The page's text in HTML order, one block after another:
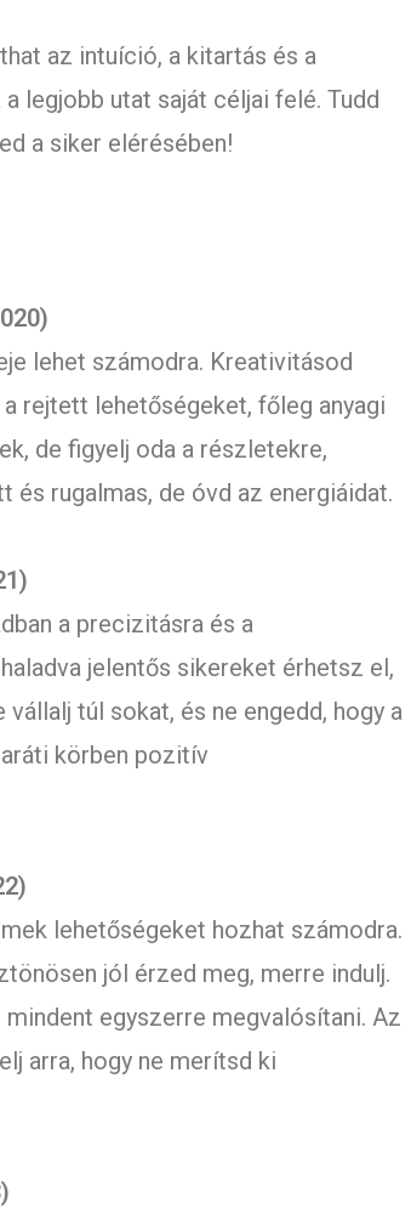
az intuíció, a kitartás és a
legjobb utat saját céljai felé. Tudd
a siker elérésében!
lehet számodra. Kreativitásod
rejtett lehetőségeket, főleg anyagi
de figyelj oda a részletekre,
rugalmas, de óvd az energiáidat.
a precizitásra és a
jelentős sikereket érhetsz el,
túl sokat, és ne engedd, hogy a
körben pozitív
lehetőségeket hozhat számodra.
jól érzed meg, merre indulj.
egyszerre megvalósítani. Az
arra, hogy ne merítsd ki